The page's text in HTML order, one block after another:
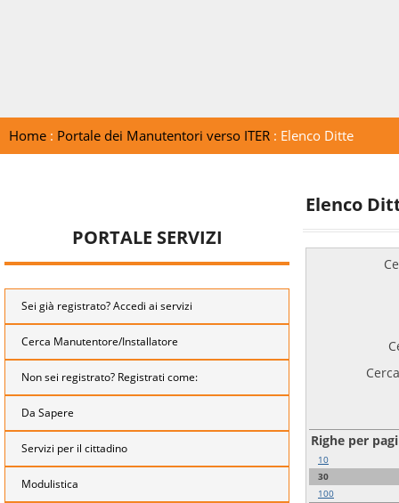
Home: Portale dei Manutentori verso ITER: Elenco Ditte
PORTALE SERVIZI
Sei già registrato? Accedi ai servizi
Cerca Manutentore/Installatore
Non sei registrato? Registrati come:
Da Sapere
Servizi per il cittadino
Modulistica
Elenco
Righe per
10
30
100